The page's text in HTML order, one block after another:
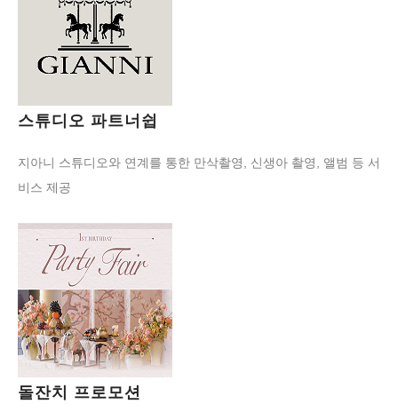
스튜디오 파트너쉽
지아니 스튜디오와 연계를 통한 만삭촬영, 신생아 촬영, 앨범 등 서
비스 제공
돌잔치 프로모션